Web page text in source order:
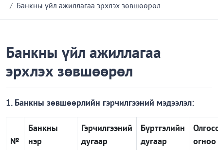
Банкны үйл ажиллагаа эрхлэх зөвшөөрөл
Банкны үйл ажиллагаа
эрхлэх зөвшөөрөл
1. Банкны зөвшөөрлийн гэрчилгээний мэдээлэл:
№
Банкны
нэр
Гэрчилгээний
дугаар
Бүртгэлийн
дугаар
огноо